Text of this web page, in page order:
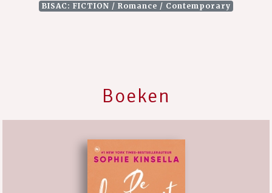
BISAC: FICTION / Romance / Contemporary
Boeken